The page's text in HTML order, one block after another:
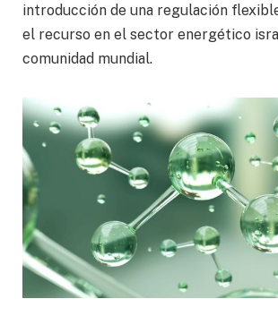
introducción de una regulación
el recurso en el sector energético
comunidad mundial.